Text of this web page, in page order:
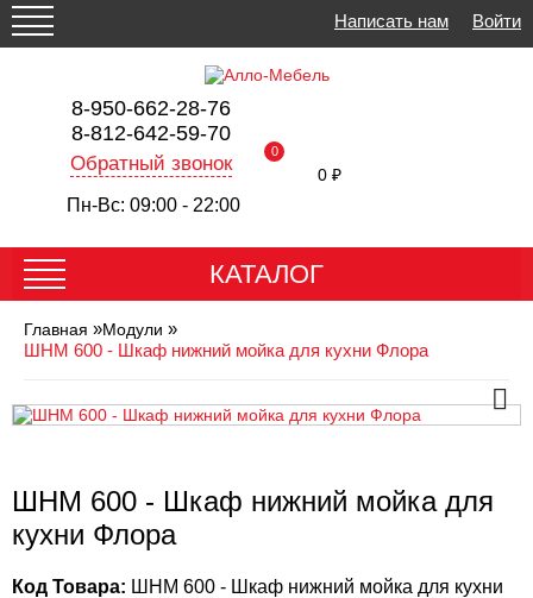
Написать нам Войти
8-950-662-28-76
8-812-642-59-70
Обратный звонок
Пн-Вс: 09:00 - 22:00
0
0 ₽
КАТАЛОГ
Главная »Модули »
ШНМ 600 - Шкаф нижний мойка для кухни Флора
ШНМ 600 - Шкаф нижний мойка для
кухни Флора
Код Товара: ШНМ 600 - Шкаф нижний мойка для кухни